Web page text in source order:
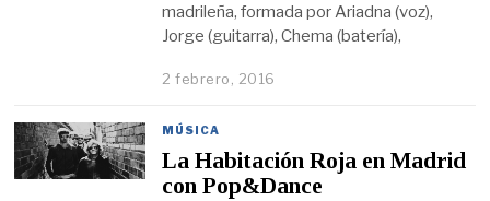
madrileña, formada por Ariadna (voz),
Jorge (guitarra), Chema (batería),
2 febrero, 2016
MÚSICA
La Habitación Roja en Madrid
con Pop&Dance